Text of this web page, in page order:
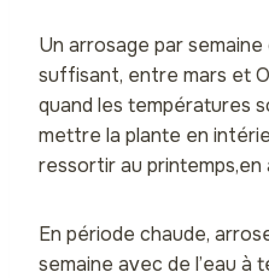
Un arrosage par
suffisant, entre mars et
quand les températures
mettre la plante en
ressortir au printemps,en
En période chaude,
semaine avec de l’eau à